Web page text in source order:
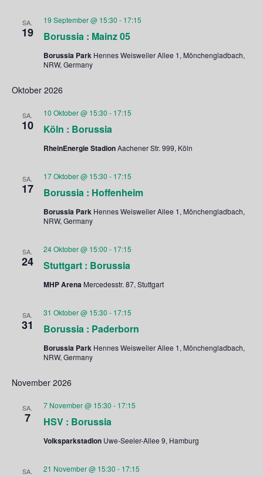
SA.
19 Borussia : Mainz 05
19 September @ 15:30 - 17:15
Borussia Park Hennes Weisweiler Allee 1, Mönchengladbach,
NRW, Germany
Oktober 2026
SA.
10 Köln : Borussia
10 Oktober @ 15:30 - 17:15
RheinEnergie StadionAachener Str. 999, Köln
SA.
17 Borussia : Hoffenheim
17 Oktober @ 15:30 - 17:15
Borussia Park Hennes Weisweiler Allee 1, Mönchengladbach,
NRW, Germany
SA.
24 Stuttgart : Borussia
24 Oktober @ 15:00 - 17:15
MHP Arena Mercedesstr. 87, Stuttgart
SA.
31 Borussia : Paderborn
31 Oktober @ 15:30 - 17:15
Borussia Park Hennes Weisweiler Allee 1, Mönchengladbach,
NRW, Germany
November 2026
SA.
7 HSV : Borussia
7 November @ 15:30 - 17:15
Volksparkstadion Uwe-Seeler-Allee 9, Hamburg
SA. 21 November @ 15:30 - 17:15